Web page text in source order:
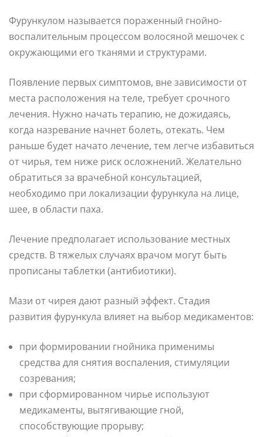
Фурункулом называется пораженный гнойно-
воспалительным процессом волосяной мешочек с
окружающими его тканями и структурами.
Появление первых симптомов, вне зависимости от
места расположения на теле, требует срочного
лечения. Нужно начать терапию, не дожидаясь,
когда назревание начнет болеть, отекать. Чем
раньше будет начато лечение, тем легче избавиться
от чирья, тем ниже риск осложнений. Желательно
обратиться за врачебной консультацией,
необходимо при локализации фурункула на лице,
шее, в области паха.
Лечение предполагает использование местных
средств. В тяжелых случаях врачом могут быть
прописаны таблетки (антибиотики).
Мази от чирея дают разный эффект. Стадия
развития фурункула влияет на выбор медикаментов:
при формировании гнойника применимы
средства для снятия воспаления, стимуляции
созревания;
при сформированном чирье используют
медикаменты, вытягивающие гной,
способствующие прорыву;